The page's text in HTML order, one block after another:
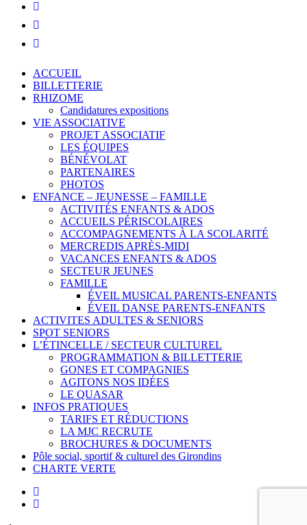
ACCUEIL
BILLETTERIE
RHIZOME
Candidatures expositions
VIE ASSOCIATIVE
PROJET ASSOCIATIF
LES ÉQUIPES
BÉNÉVOLAT
PARTENAIRES
PHOTOS
ENFANCE – JEUNESSE – FAMILLE
ACTIVITÉS ENFANTS & ADOS
ACCUEILS PÉRISCOLAIRES
ACCOMPAGNEMENTS À LA SCOLARITÉ
MERCREDIS APRÈS-MIDI
VACANCES ENFANTS & ADOS
SECTEUR JEUNES
FAMILLE
ÉVEIL MUSICAL PARENTS-ENFANTS
ÉVEIL DANSE PARENTS-ENFANTS
ACTIVITES ADULTES & SENIORS
SPOT SENIORS
L’ÉTINCELLE / SECTEUR CULTUREL
PROGRAMMATION & BILLETTERIE
GONES ET COMPAGNIES
AGITONS NOS IDÉES
LE QUASAR
INFOS PRATIQUES
TARIFS ET RÉDUCTIONS
LA MJC RECRUTE
BROCHURES & DOCUMENTS
Pôle social, sportif & culturel des Girondins
CHARTE VERTE
facebook
instagram